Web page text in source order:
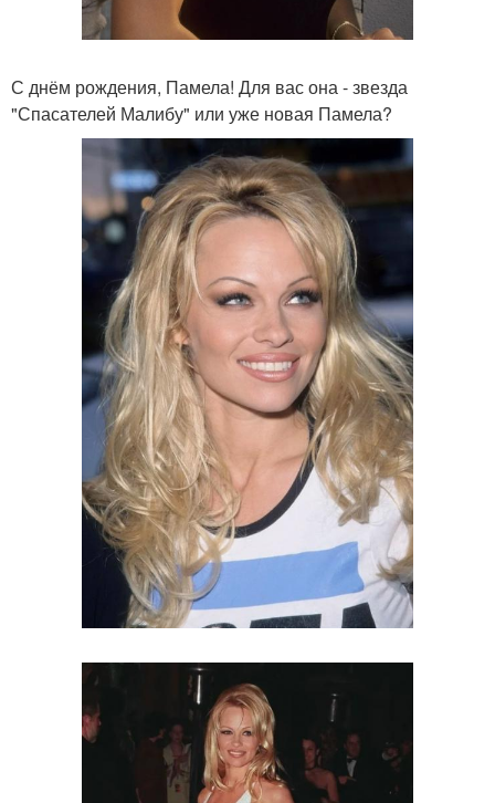
С днём рождения, Памела! Для вас она - звезда
"Спасателей Малибу" или уже новая Памела?